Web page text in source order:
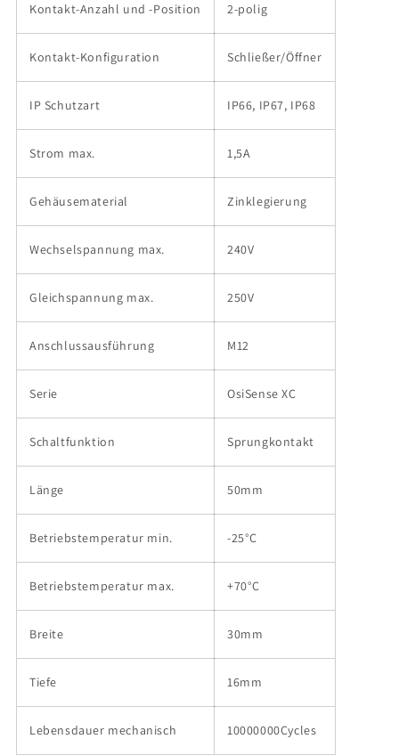
Kontakt-Anzahl und -Position 2-polig
Kontakt-Konfiguration Schließer/Öffner
IP Schutzart IP66, IP67, IP68
Strom max. 1,5A
Gehäusematerial Zinklegierung
Wechselspannung max. 240V
Gleichspannung max. 250V
Anschlussausführung M12
Serie OsiSense XC
Schaltfunktion Sprungkontakt
Länge 50mm
Betriebstemperatur min. -25°C
Betriebstemperatur max. +70°C
Breite 30mm
Tiefe 16mm
Lebensdauer mechanisch 10000000Cycles